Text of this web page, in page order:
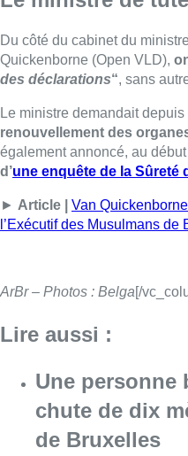
ArBr – Photos : Belga[/
Une personne
chute de dix
de Bruxelles